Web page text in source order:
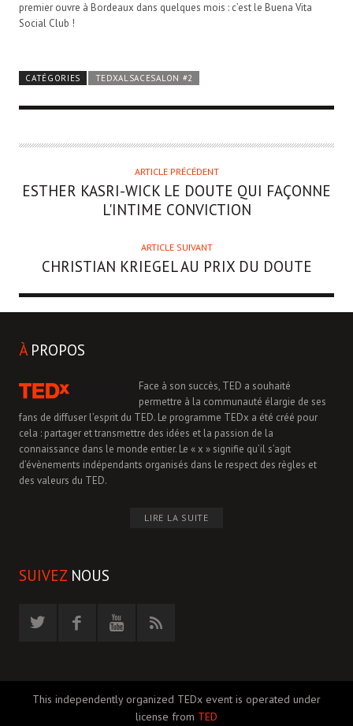
premier ouvre à Bordeaux dans quelques mois : c’est le Buena Vita
Social Club !
CATÉGORIES TEDXALSACESALON #2
ARTICLE PRÉCÉDENT
ESTHER KASRI-WICK LE DOUTE QUI FAÇONNE
L'INTIME CONVICTION
ARTICLE SUIVANT
CHRISTIAN KRIEGELAU PRIX DU DOUTE
ÀPROPOS
Face à son succès, TED a souhaité
permettre à la communauté élargie de ses
fans de diffuser l’esprit du TED. Le programme TEDx a été créé pour
cela : partager et transmettre des idées et la passion de la
connaissance dans le monde entier. Le « x » signifie qu’il s’agit
d’évènements indépendants organisés dans le respect des règles et
des valeurs du TED.
LIRE LA SUITE
SUIVEZ NOUS
This independently organized TEDx event is operated under
license from TED